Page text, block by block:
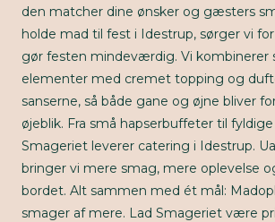
den matcher dine ønsker og gæsters
holde mad til fest i Idestrup, sørger vi
gør festen mindeværdig. Vi kombinerer
elementer med cremet topping og
sanserne, så både gane og øjne bliver
øjeblik. Fra små hapserbuffeter til
Smageriet leverer catering i Idestrup.
bringer vi mere smag, mere oplevelse
bordet. Alt sammen med ét mål:
smager af mere. Lad Smageriet være